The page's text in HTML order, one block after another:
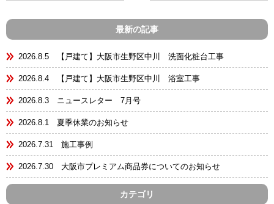
最新の記事
2026.8.5 【戸建て】大阪市生野区中川 洗面化粧台工事
2026.8.4 【戸建て】大阪市生野区中川 浴室工事
2026.8.3 ニュースレター 7月号
2026.8.1 夏季休業のお知らせ
2026.7.31 施工事例
2026.7.30 大阪市プレミアム商品券についてのお知らせ
カテゴリ